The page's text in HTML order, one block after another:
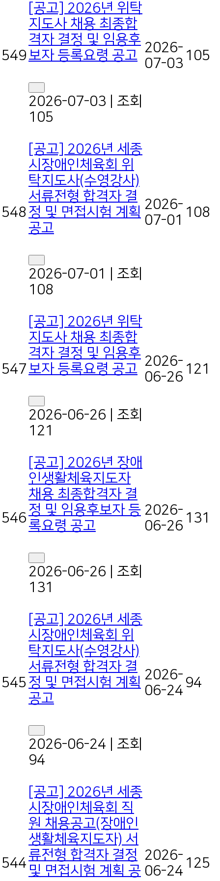
549
[공고] 2026년 위탁
지도사 채용 최종합
격자 결정 및 임용후
보자 등록요령 공고
2026-07-03
조회
105
2026-
07-03
105
548
[공고] 2026년 세종
시장애인체육회 위
탁지도사(수영강사)
서류전형 합격자 결
정 및 면접시험 계획
공고
2026-07-01
조회
108
2026-
07-01
108
547
[공고] 2026년 위탁
지도사 채용 최종합
격자 결정 및 임용후
보자 등록요령 공고
2026-06-26
조회
121
2026-
06-26
121
546
[공고] 2026년 장애
인생활체육지도자
채용 최종합격자 결
정 및 임용후보자 등
록요령 공고
2026-06-26
조회
131
2026-
06-26
131
545
[공고] 2026년 세종
시장애인체육회 위
탁지도사(수영강사)
서류전형 합격자 결
정 및 면접시험 계획
공고
2026-06-24
조회
94
2026-
06-24
94
544
[공고] 2026년 세종
시장애인체육회 직
원 채용공고(장애인
생활체육지도자) 서
류전형 합격자 결정
및 면접시험 계획 공
2026-
06-24
125